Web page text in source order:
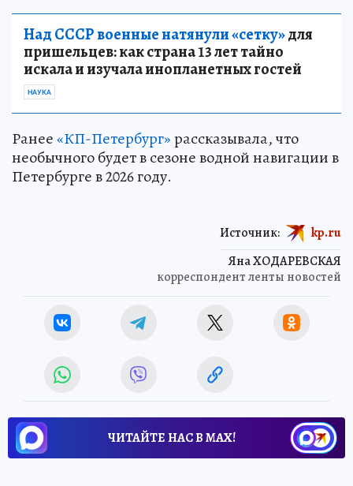
Над СССР военные натянули «сетку»для
пришельцев: как страна 13 лет тайно
искала и изучала инопланетных гостей
НАУКА
Ранее«КП-Петербург»рассказывала, что
необычного будет в сезоне водной навигации в
Петербурге в 2026 году.
Яна ХОДАРЕВСКАЯ
корреспондент ленты новостей
Источник: kp.ru
ЧИТАЙТЕ НАС В МАХ!